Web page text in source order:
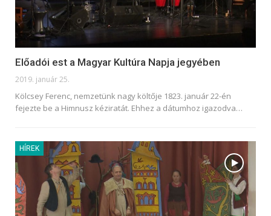
Előadói est a Magyar Kultúra Napja jegyében
2019. január 25.
Kölcsey Ferenc, nemzetünk nagy költője 1823. január 22-én
fejezte be a Himnusz kéziratát. Ehhez a dátumhoz igazodva…
HÍREK